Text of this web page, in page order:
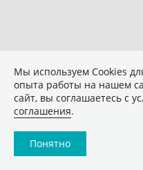
Мы используем Сookies
опыта работы на нашем
сайт, вы соглашаетесь с
соглашения.
Понятно